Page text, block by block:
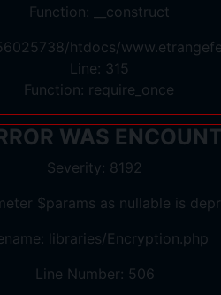
Function: __construct
htdocs/
Line: 315
Function: require_once
WAS
Severity: 8192
$params as nullable is
libraries/Encryption.php
Line Number: 506